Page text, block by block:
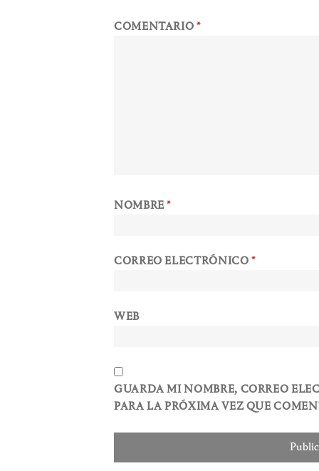
COMENTARIO*
NOMBRE*
CORREO ELECTRÓNICO*
WEB
GUARDA MI NOMBRE, CORREO
PARA LA PRÓXIMA VEZ QUE